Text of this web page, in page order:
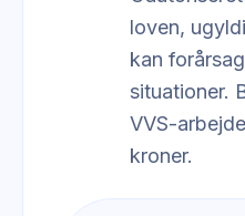
loven,
kan
situationer.
VVS-
kroner.